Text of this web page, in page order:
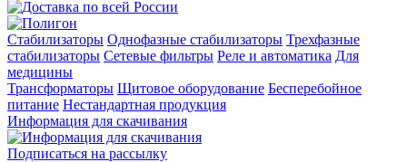
Стабилизаторы Однофазные стабилизаторы Трехфазные
стабилизаторы Сетевые фильтры Реле и автоматика Для
медицины
Трансформаторы Щитовое оборудование Бесперебойное
питание Нестандартная продукция
Информация для скачивания
Подписаться на рассылку